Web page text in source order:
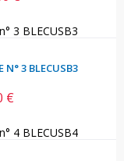
N° 3 BLECUSB3
€